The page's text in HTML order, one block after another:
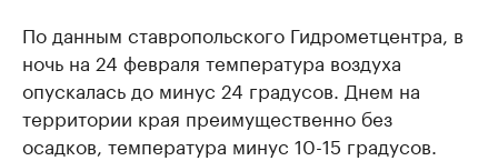
По данным ставропольского Гидрометцентра, в
ночь на 24 февраля температура воздуха
опускалась до минус 24 градусов. Днем на
территории края преимущественно без
осадков, температура минус 10-15 градусов.